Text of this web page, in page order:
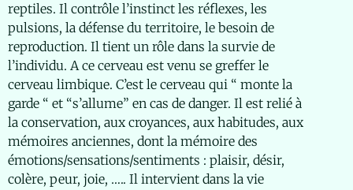
reptiles. Il contrôle l’instinct les réflexes, les
pulsions, la défense du territoire, le besoin de
reproduction. Il tient un rôle dans la survie de
l’individu. A ce cerveau est venu se greffer le
cerveau limbique. C’est le cerveau qui “ monte la
garde “ et “s’allume” en cas de danger. Il est relié à
la conservation, aux croyances, aux habitudes, aux
mémoires anciennes, dont la mémoire des
émotions/sensations/sentiments : plaisir, désir,
colère, peur, joie, ….. Il intervient dans la vie